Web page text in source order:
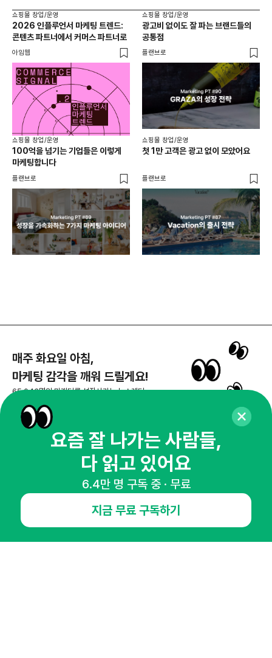
쇼핑몰 창업/운영
2026 인플루언서 마케팅 트렌드:
콘텐츠 파트너에서 커머스 파트너로
아임웹
쇼핑몰 창업/운영
광고비 없이도 잘 파는 브랜드들의
공통점
플랜브로
쇼핑몰 창업/운영
100억을 넘기는 기업들은 이렇게
마케팅합니다
플랜브로
쇼핑몰 창업/운영
첫 1만 고객은 광고 없이 모았어요
플랜브로
매주 화요일 아침,
마케팅 감각을 깨워 드릴게요!
65,043명의 마케터를 성장시키는 뉴스레터
뉴스레터 구독하기
공지사항 제휴문의
인사이터 신청
뉴스레터
광고안내
요즘 잘 나가는 사람들,
다 읽고 있어요
6.4만 명 구독 중 · 무료
지금 무료 구독하기